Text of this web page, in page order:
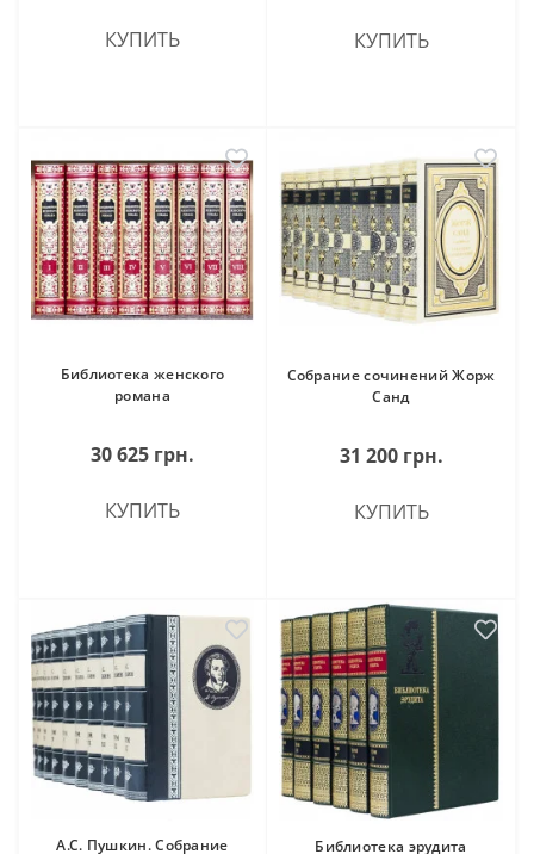
КУПИТЬ КУПИТЬ
Библиотека женского
романа
30 625 грн.
КУПИТЬ
Собрание сочинений Жорж
Санд
31 200 грн.
КУПИТЬ
А.С. Пушкин. Собрание
Библиотека эрудита